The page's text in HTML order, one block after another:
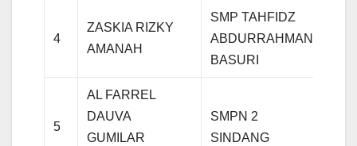
4
ZASKIA RIZKY
AMANAH
SMP TAHFIDZ
ABDURRAHMAN
BASURI
5
AL FARREL
DAUVA
GUMILAR
SMPN 2
SINDANG